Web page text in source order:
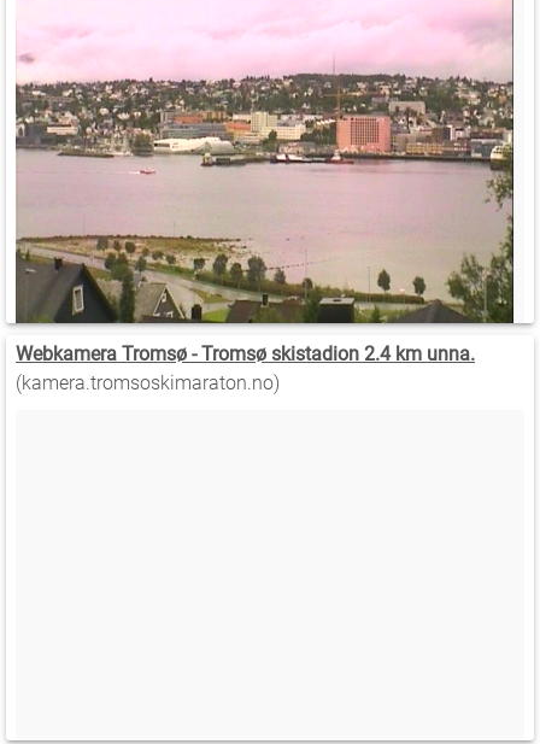
Webkamera Tromsø - Tromsø skistadion 2.4 km unna.
(kamera.tromsoskimaraton.no)